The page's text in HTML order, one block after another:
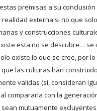
premisas a su conclusión
externa si no que
y construcciones
esta no se descubre… se
existe lo que se cree, por
las culturas han
validas (sí, consideran
compararla con la
mutuamente